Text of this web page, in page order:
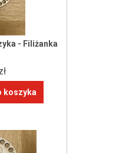
- Filiżanka